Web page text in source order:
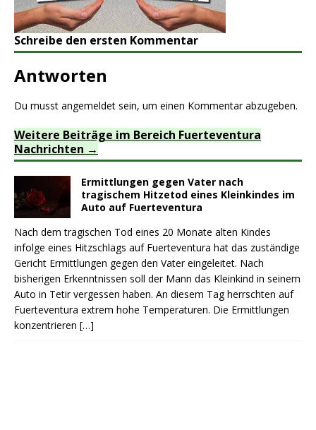
Schreibe den ersten Kommentar
Antworten
Du musst angemeldet sein, um einen Kommentar abzugeben.
Weitere Beiträge im Bereich Fuerteventura
Nachrichten
Ermittlungen gegen Vater nach
tragischem Hitzetod eines Kleinkindes im
Auto auf Fuerteventura
Nach dem tragischen Tod eines 20 Monate alten Kindes
infolge eines Hitzschlags auf Fuerteventura hat das zuständige
Gericht Ermittlungen gegen den Vater eingeleitet. Nach
bisherigen Erkenntnissen soll der Mann das Kleinkind in seinem
Auto in Tetir vergessen haben. An diesem Tag herrschten auf
Fuerteventura extrem hohe Temperaturen. Die Ermittlungen
konzentrieren […]